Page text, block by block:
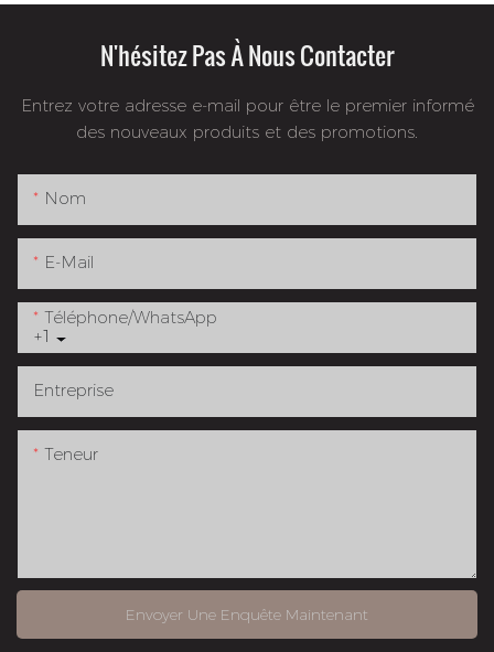
N'hésitez Pas À Nous Contacter
Entrez votre adresse e-mail pour être le premier informé
des nouveaux produits et des promotions.
Nom
E-Mail
+1
Téléphone/WhatsApp
Entreprise
Teneur
Envoyer Une Enquête Maintenant